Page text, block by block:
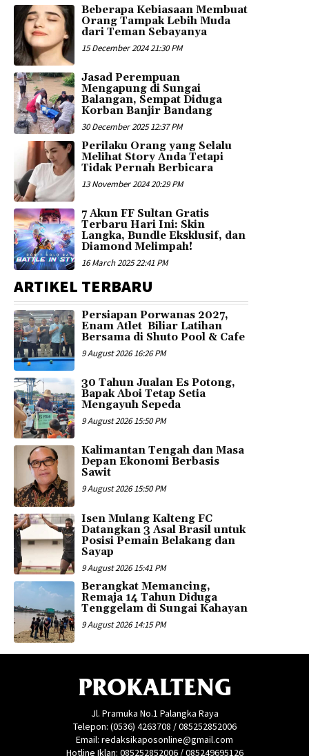
Beberapa Kebiasaan Membuat
Orang Tampak Lebih Muda
dari Teman Sebayanya
15 December 2024 21:30 PM
Jasad Perempuan
Mengapung di Sungai
Balangan, Sempat Diduga
Korban Banjir Bandang
30 December 2025 12:37 PM
Perilaku Orang yang Selalu
Melihat Story Anda Tetapi
Tidak Pernah Berbicara
13 November 2024 20:29 PM
7 Akun FF Sultan Gratis
Terbaru Hari Ini: Skin
Langka, Bundle Eksklusif, dan
Diamond Melimpah!
16 March 2025 22:41 PM
ARTIKEL TERBARU
Persiapan Porwanas 2027,
Enam Atlet Biliar Latihan
Bersama di Shuto Pool & Cafe
9 August 2026 16:26 PM
30 Tahun Jualan Es Potong,
Bapak Aboi Tetap Setia
Mengayuh Sepeda
9 August 2026 15:50 PM
Kalimantan Tengah dan Masa
Depan Ekonomi Berbasis
Sawit
9 August 2026 15:50 PM
Isen Mulang Kalteng FC
Datangkan 3 Asal Brasil untuk
Posisi Pemain Belakang dan
Sayap
9 August 2026 15:41 PM
Berangkat Memancing,
Remaja 14 Tahun Diduga
Tenggelam di Sungai Kahayan
9 August 2026 14:15 PM
PROKALTENG
Jl. Pramuka No.1 Palangka Raya
Telepon: (0536) 4263708 / 085252852006
Email: redaksikaposonline@gmail.com
Hotline Iklan: 085252852006 / 085249695126